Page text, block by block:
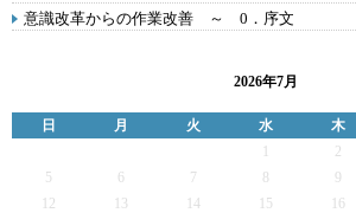
意識改革からの作業改善 ～ 0．序文
2026年7月
日 月 火 水 木
2
5
6 7 9
12
13 14 15 16